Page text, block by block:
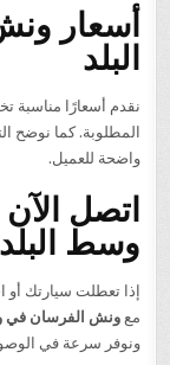
أسعار
البلد
نقدم أسعارًا مناسبة
المطلوبة. كما نوضح
واضحة للعميل.
اتصل
وسط البلد
إذا تعطلت سيارتك أو
معونش الفرسان في
ونوفر سرعة في